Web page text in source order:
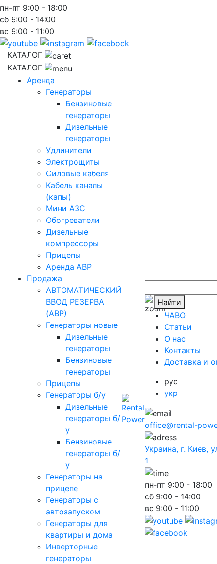
пн-пт 9:00 - 18:00
сб 9:00 - 14:00
вс 9:00 - 11:00
КАТАЛОГ
КАТАЛОГ
Аренда
Генераторы
Бензиновые
генераторы
Дизельные
генераторы
Удлинители
Электрощиты
Силовые кабеля
Кабель каналы
(капы)
Мини АЗС
Обогреватели
Дизельные
компрессоры
Прицепы
Аренда АВР
Продажа
АВТОМАТИЧЕСКИЙ
ВВОД РЕЗЕРВА
(АВР)
Генераторы новые
Дизельные
генераторы
Бензиновые
генераторы
Прицепы
Генераторы б/у
Дизельные
генераторы б/
у
Бензиновые
генераторы б/
у
Генераторы на
прицепе
Генераторы с
автозапуском
Генераторы для
квартиры и дома
Инверторные
генераторы
Найти
ЧАВО
Cтатьи
O нас
Контакты
Доставка и
рус
укр
office@rental-
Украина, г. Киев,
1
пн-пт 9:00 - 18:00
сб 9:00 - 14:00
вс 9:00 - 11:00